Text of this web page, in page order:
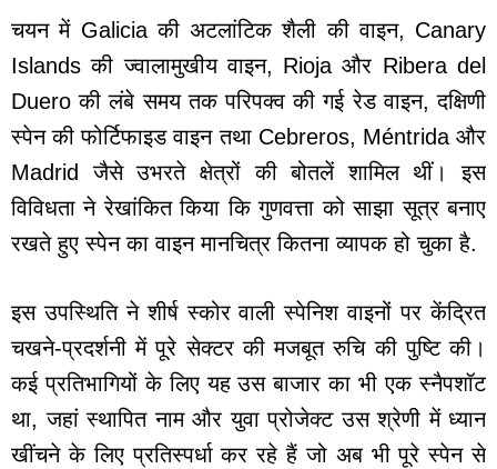
चयन में Galicia की अटलांटिक शैली की वाइन, Canary
Islands की ज्वालामुखीय वाइन, Rioja और Ribera del
Duero की लंबे समय तक परिपक्व की गई रेड वाइन, दक्षिणी
स्पेन की फोर्टिफाइड वाइन तथा Cebreros, Méntrida और
Madrid जैसे उभरते क्षेत्रों की बोतलें शामिल थीं। इस
विविधता ने रेखांकित किया कि गुणवत्ता को साझा सूत्र बनाए
रखते हुए स्पेन का वाइन मानचित्र कितना व्यापक हो चुका है.
इस उपस्थिति ने शीर्ष स्कोर वाली स्पेनिश वाइनों पर केंद्रित
चखने-प्रदर्शनी में पूरे सेक्टर की मजबूत रुचि की पुष्टि की।
कई प्रतिभागियों के लिए यह उस बाजार का भी एक स्नैपशॉट
था, जहां स्थापित नाम और युवा प्रोजेक्ट उस श्रेणी में ध्यान
खींचने के लिए प्रतिस्पर्धा कर रहे हैं जो अब भी पूरे स्पेन से